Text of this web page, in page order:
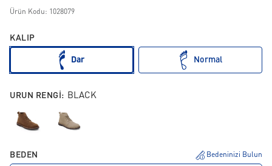
Ürün Kodu: 1028079
KALIP
Dar Normal
URUN RENGI: BLACK
BEDEN Bedeninizi Bulun